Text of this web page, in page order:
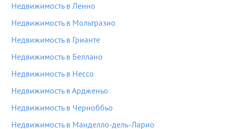
Недвижимость в Ленно
Недвижимость в Мольтразио
Недвижимость в Грианте
Недвижимость в Беллано
Недвижимость в Нессо
Недвижимость в Ардженьо
Недвижимость в Черноббьо
Недвижимость в Манделло-дель-Ларио